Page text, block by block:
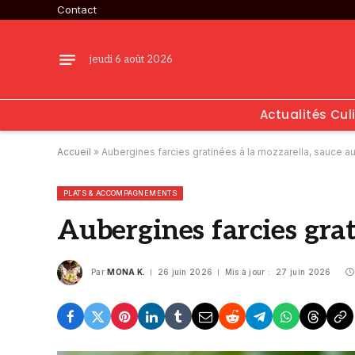
Contact
jeudi 6 août 2026
Actualités
Accueil » Aubergines farcies gratinées à la mozzarella, sauce
PLATS & ACCOMPAGNEMENTS
Aubergines farcies
Par MONA K. 26 juin 2026 Mis à jour : 27 juin 2026